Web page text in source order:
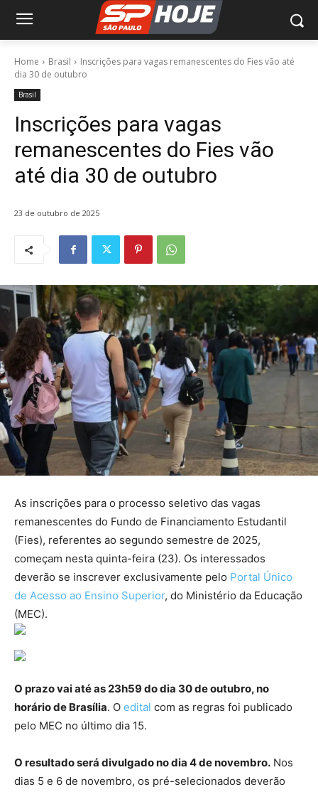
Home Brasil
Inscrições para vagas remanescentes do Fies vão até
dia 30 de outubro
Brasil
Inscrições para vagas
remanescentes do Fies vão
até dia 30 de outubro
23 de outubro de 2025
As inscrições para o processo seletivo das vagas
remanescentes do Fundo de Financiamento Estudantil
(Fies), referentes ao segundo semestre de 2025,
começam nesta quinta-feira (23). Os interessados
deverão se inscrever exclusivamente pelo Portal Único
de Acesso ao Ensino Superior, do Ministério da Educação
(MEC).
O prazo vai até as 23h59 do dia 30 de outubro, no
horário de Brasília. O edital com as regras foi publicado
pelo MEC no último dia 15.
O resultado será divulgado no dia 4 de novembro. Nos
dias 5 e 6 de novembro, os pré-selecionados deverão